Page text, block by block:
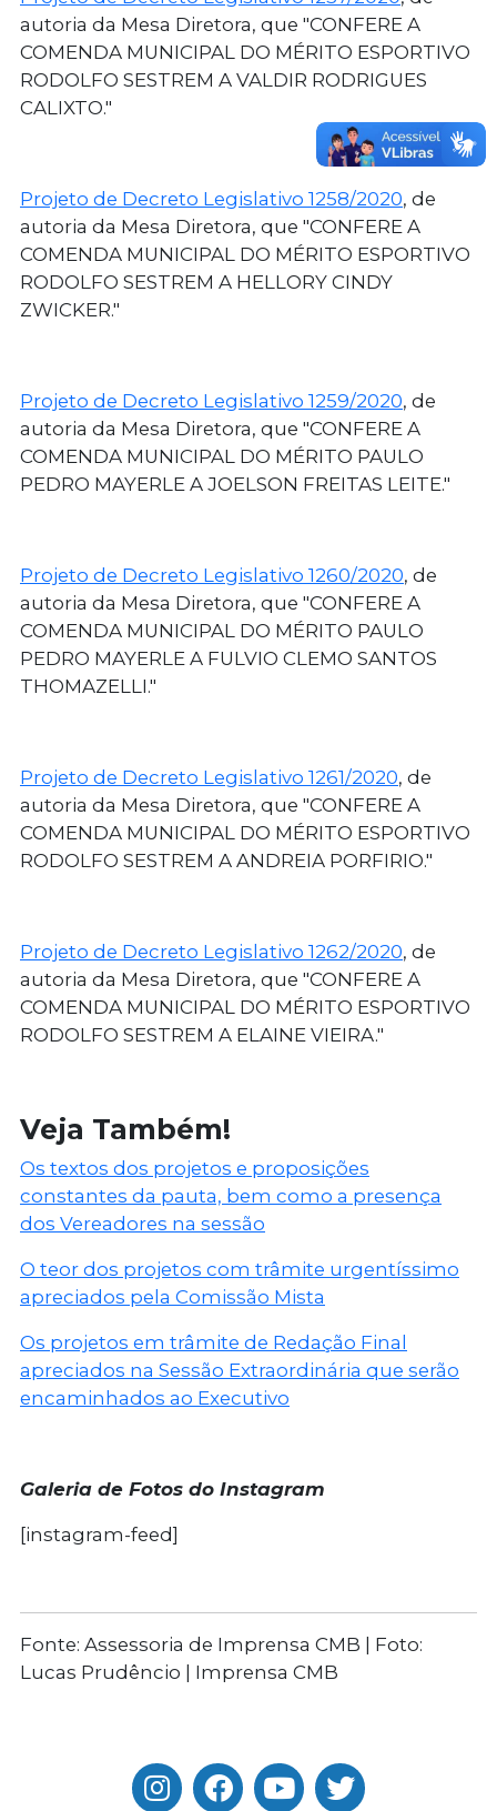
autoria da Mesa Diretora, que "CONFERE A
COMENDA MUNICIPAL DO MÉRITO ESPORTIVO
RODOLFO SESTREM A VALDIR RODRIGUES
CALIXTO."
Projeto de Decreto Legislativo 1258/2020, de
autoria da Mesa Diretora, que "CONFERE A
COMENDA MUNICIPAL DO MÉRITO ESPORTIVO
RODOLFO SESTREM A HELLORY CINDY
ZWICKER."
Projeto de Decreto Legislativo 1259/2020, de
autoria da Mesa Diretora, que "CONFERE A
COMENDA MUNICIPAL DO MÉRITO PAULO
PEDRO MAYERLE A JOELSON FREITAS LEITE."
Projeto de Decreto Legislativo 1260/2020, de
autoria da Mesa Diretora, que "CONFERE A
COMENDA MUNICIPAL DO MÉRITO PAULO
PEDRO MAYERLE A FULVIO CLEMO SANTOS
THOMAZELLI."
Projeto de Decreto Legislativo 1261/2020, de
autoria da Mesa Diretora, que "CONFERE A
COMENDA MUNICIPAL DO MÉRITO ESPORTIVO
RODOLFO SESTREM A ANDREIA PORFIRIO."
Projeto de Decreto Legislativo 1262/2020, de
autoria da Mesa Diretora, que "CONFERE A
COMENDA MUNICIPAL DO MÉRITO ESPORTIVO
RODOLFO SESTREM A ELAINE VIEIRA."
Veja Também!
Os textos dos projetos e proposições
constantes da pauta, bem como a presença
dos Vereadores na sessão
O teor dos projetos com trâmite urgentíssimo
apreciados pela Comissão Mista
Os projetos em trâmite de Redação Final
apreciados na Sessão Extraordinária que serão
encaminhados ao Executivo
Galeria de Fotos do Instagram
[instagram-feed]
Fonte: Assessoria de Imprensa CMB | Foto:
Lucas Prudêncio | Imprensa CMB